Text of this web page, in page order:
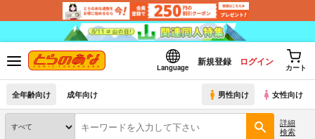
Language
新規登録 ログイン
カート
全年齢向け 成年向け 男性向け 女性向け
詳細
検索